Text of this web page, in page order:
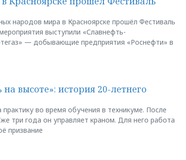
народов мира в Красноярске прошёл Фестиваль
выступили «Славнефть-
— добывающие предприятия «Роснефти» в
высоте»: история 20-летнего
во время обучения в техникуме. После
три года он управляет краном. Для него работа
призвание